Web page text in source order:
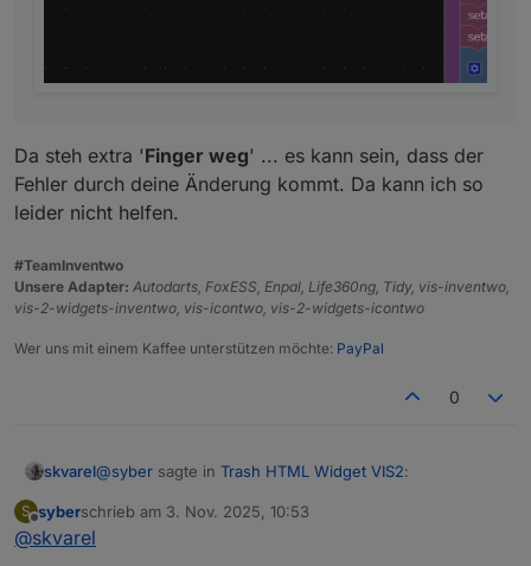
Da steh extra 'Finger weg' ... es kann sein, dass der
Fehler durch deine Änderung kommt. Da kann ich so
leider nicht helfen.
#TeamInventwo
Unsere Adapter: Autodarts, FoxESS, Enpal, Life360ng, Tidy, vis-inventwo,
vis-2-widgets-inventwo, vis-icontwo, vis-2-widgets-icontwo
Wer uns mit einem Kaffee unterstützen möchte: PayPal
0
skvarel@syber sagte in Trash HTML Widget VIS2:
S
Offline
syberschrieb am 3. Nov. 2025, 10:53
zuletzt editiert von
@skvarel